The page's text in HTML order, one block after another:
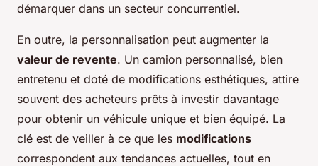
démarquer dans un secteur concurrentiel.
En outre, la personnalisation peut augmenter la
valeur de revente. Un camion personnalisé, bien
entretenu et doté de modifications esthétiques, attire
souvent des acheteurs prêts à investir davantage
pour obtenir un véhicule unique et bien équipé. La
clé est de veiller à ce que les modifications
correspondent aux tendances actuelles, tout en